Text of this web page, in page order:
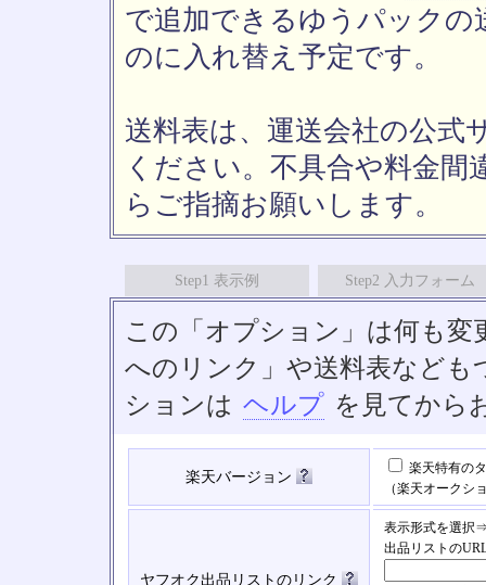
で追加できるゆうパックの
のに入れ替え予定です。
送料表は、運送会社の公式
ください。不具合や料金間
らご指摘お願いします。
Step1 表示例 Step2 入力フォーム
この「オプション」は何も
へのリンク」や送料表など
ションは ヘルプ を見てから
楽天バージョン
楽天特有の
（楽天オークシ
ヤフオク出品リストのリンク
表示形式を選択
出品リストの